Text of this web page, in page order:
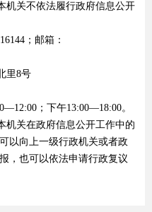
关不依法履行政府信息公开
；邮箱：
里8号
；下午13:00—18:00。
关在政府信息公开工作中的
以向上一级行政机关或者政
，也可以依法申请行政复议